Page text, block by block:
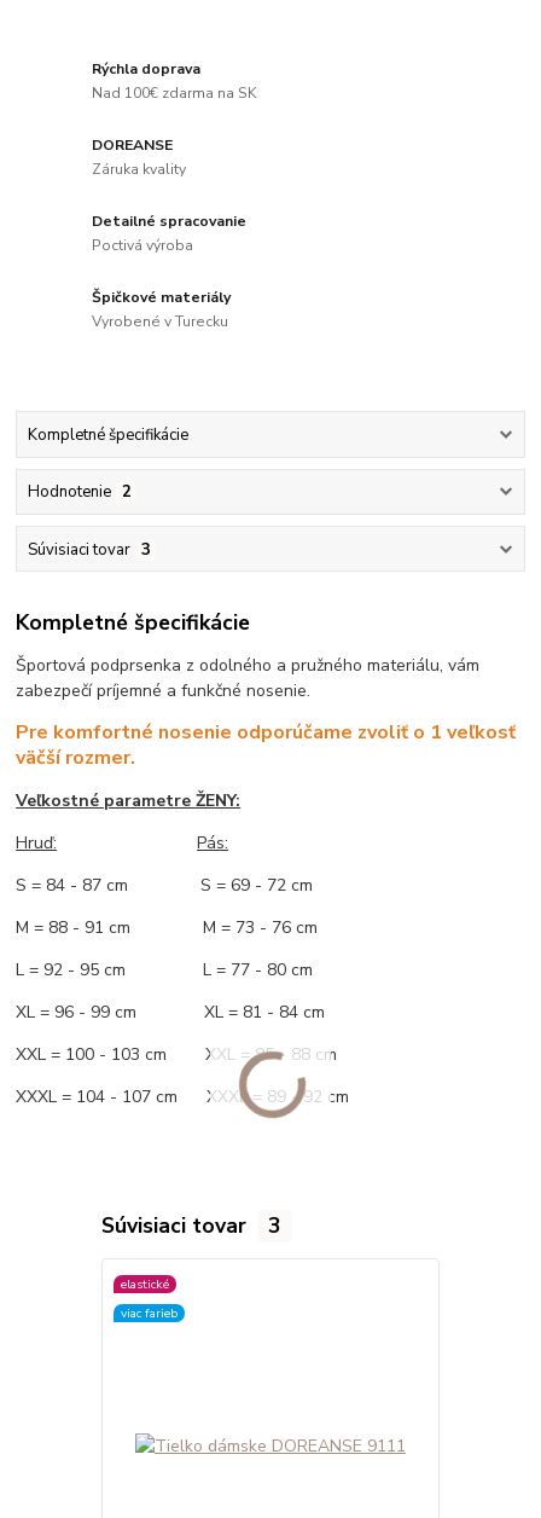
Rýchla doprava
Nad 100€ zdarma na SK
DOREANSE
Záruka kvality
Detailné spracovanie
Poctivá výroba
Špičkové materiály
Vyrobené v Turecku
Kompletné špecifikácie
Hodnotenie 2
Súvisiaci tovar 3
Kompletné špecifikácie
Športová podprsenka z odolného a pružného materiálu, vám
zabezpečí príjemné a funkčné nosenie.
Pre komfortné nosenie odporúčame zvoliť o 1 veľkosť
väčší rozmer.
Veľkostné parametre ŽENY:
Hruď:
Pás:
S = 84 - 87 cm S = 69 - 72 cm
M = 88 - 91 cm M = 73 - 76 cm
L = 92 - 95 cm L = 77 - 80 cm
XL = 96 - 99 cm XL = 81 - 84 cm
XXL = 100 - 103 cm XXL = 85 - 88 cm
XXXL = 104 - 107 cm XXXL = 89 - 92 cm
Súvisiaci tovar 3
elastické
viac farieb